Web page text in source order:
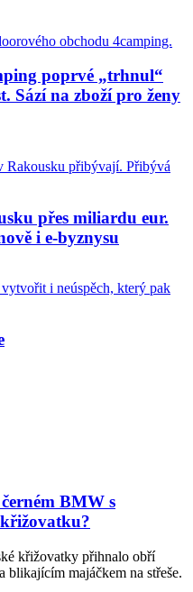
poprvé „trhnul“
Sází na zboží pro ženy
přes miliardu eur.
i e-byznysu
BMW s
křižovatky přihnalo obří
majáčkem na střeše.